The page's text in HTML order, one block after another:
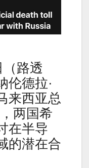
路透
德拉·
来西亚总
两国希
在半导
的潜在合